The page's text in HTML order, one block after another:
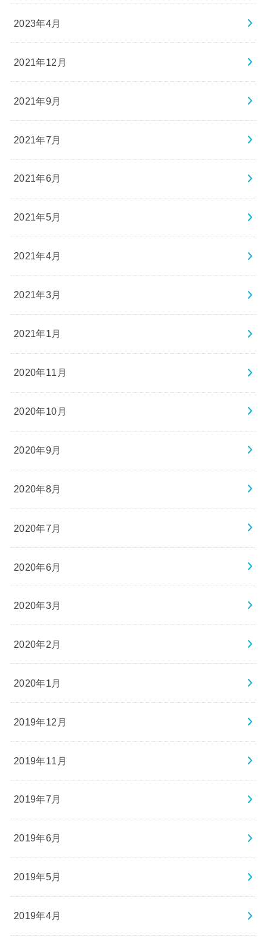
2023年4月
2021年12月
2021年9月
2021年7月
2021年6月
2021年5月
2021年4月
2021年3月
2021年1月
2020年11月
2020年10月
2020年9月
2020年8月
2020年7月
2020年6月
2020年3月
2020年2月
2020年1月
2019年12月
2019年11月
2019年7月
2019年6月
2019年5月
2019年4月